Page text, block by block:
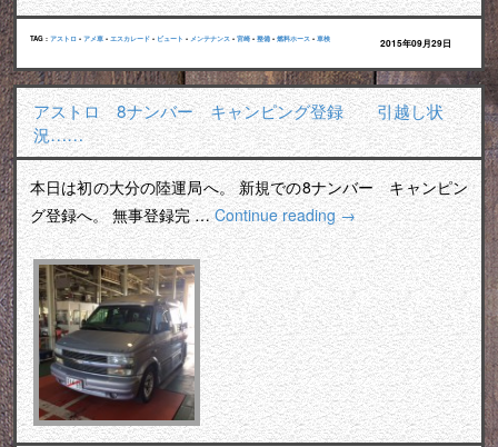
TAG : アストロ • アメ車 • エスカレード • ビュート • メンテナンス • 宮崎 • 整備 • 燃料ホース • 車検 2015年09月29日
アストロ 8ナンバー キャンピング登録 引越し状
況……
本日は初の大分の陸運局へ。 新規での8ナンバー キャンピン
グ登録へ。 無事登録完 …Continue reading→